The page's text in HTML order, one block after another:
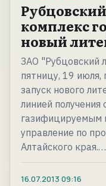
комплекс
новый
ЗАО "Рубцовский
пятницу, 19
запуск нового
линией
газифицируемым
управление по
Алтайского края.…
16.07.2013 09:16